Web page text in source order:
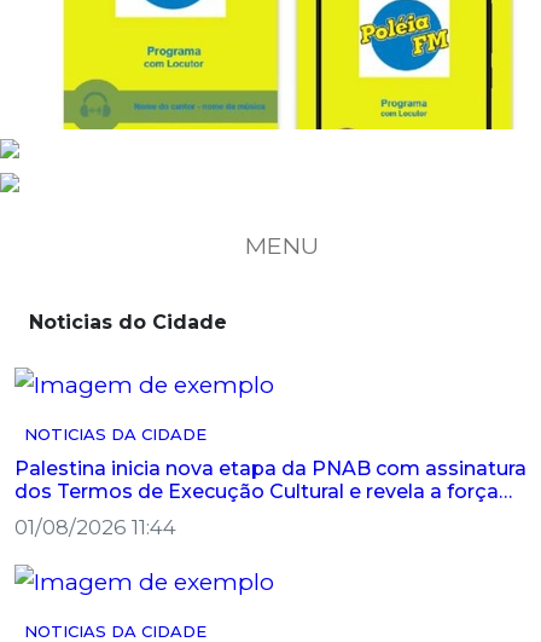
MENU
Noticias do Cidade
NOTICIAS DA CIDADE
Palestina inicia nova etapa da PNAB com assinatura
dos Termos de Execução Cultural e revela a força
criativa dos arti...
01/08/2026 11:44
NOTICIAS DA CIDADE